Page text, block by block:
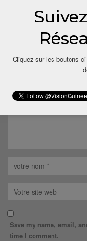
LAISSER UN
Votre
Save my name, email,
time I comment.
Cliquez sur les boutons